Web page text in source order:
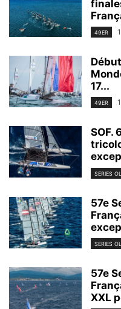
49ER
17...
49ER
SOF.
SERIES
57e
SERIES
57e
XXL